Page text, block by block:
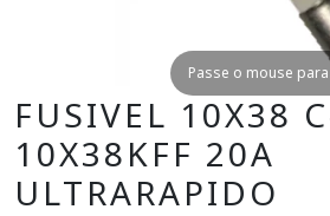
Passe o mouse
FUSIVEL 10X38
10X38KFF 20A
ULTRARAPIDO